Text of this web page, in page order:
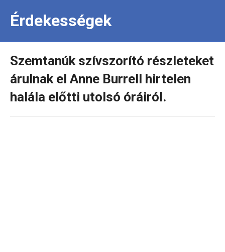
Érdekességek
Szemtanúk szívszorító részleteket
árulnak el Anne Burrell hirtelen
halála előtti utolsó óráiról.